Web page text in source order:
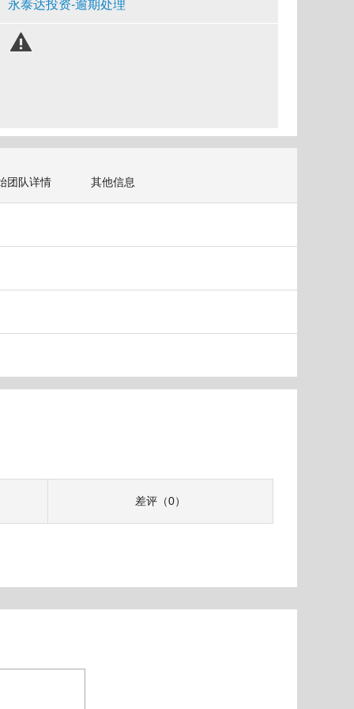
永泰达投资-逾期处理
团队详情 其他信息
差评（0）